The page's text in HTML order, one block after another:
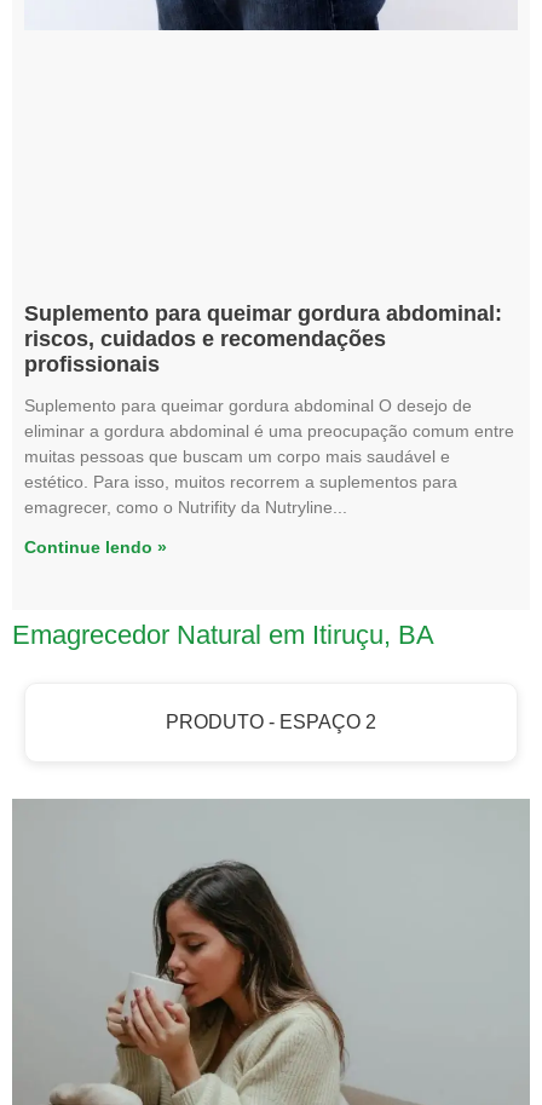
Suplemento para queimar gordura abdominal:
riscos, cuidados e recomendações
profissionais
Suplemento para queimar gordura abdominal O desejo de
eliminar a gordura abdominal é uma preocupação comum entre
muitas pessoas que buscam um corpo mais saudável e
estético. Para isso, muitos recorrem a suplementos para
emagrecer, como o Nutrifity da Nutryline
Continue lendo »
Emagrecedor Natural em Itiruçu, BA
PRODUTO - ESPAÇO 2